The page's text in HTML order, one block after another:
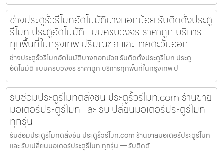
ช่างประตูรั้วรีโมทอัตโนมัติบางกอกน้อย รับติดตั้งประตู
รีโมท ประตูอัตโนมัติ แบบครบวงจร ราคาถูก บริการ
ทุกพื้นที่ในกรุงเทพ ปริมณฑล และภาคตะวันออก
ช่างประตูรั้วรีโมทอัตโนมัติบางกอกน้อย รับติดตั้งประตูรีโมท ประตู
อัตโนมัติ แบบครบวงจร ราคาถูก บริการทุกพื้นที่ในกรุงเทพ ป
รับซ่อมประตูรีโมทตลิ่งชัน ประตูรั้วรีโมท.com ร้านขาย
มอเตอร์ประตูรีโมท และ รับเปลี่ยนมอเตอร์ประตูรีโมท
ทุกรุ่น
รับซ่อมประตูรีโมทตลิ่งชัน ประตูรั้วรีโมท.com ร้านขายมอเตอร์ประตูรีโมท
และ รับเปลี่ยนมอเตอร์ประตูรีโมท ทุกรุ่น — รับติดตั